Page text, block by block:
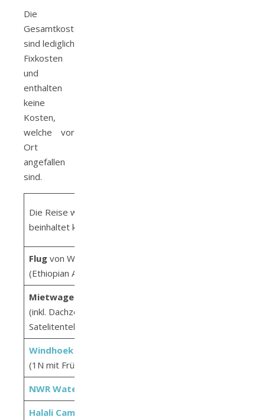
Die
Gesamtkosten
sind lediglich
Fixkosten
und
enthalten
keine
Kosten,
welche vor
Ort
angefallen
sind.
Die Reise wurde selbst finanziert und
beinhaltet keine Kooperationen
Flug von Wien/Addis Abeba/Windhoek
(Ethiopian Airlines)
Mietwagen
(inkl. Dachzelt, Campingausstattung,
Satelitentelefon, Versicherung)
Windhoek Gardens Boutique Hotel
(1N mit Frühstück)
NWR Waterberg Camp
Halali Camp